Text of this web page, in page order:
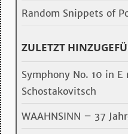
Random Snippets of
ZULETZT
Symphony No. 10 in
Schostakovitsch
WAAHNSINN – 37